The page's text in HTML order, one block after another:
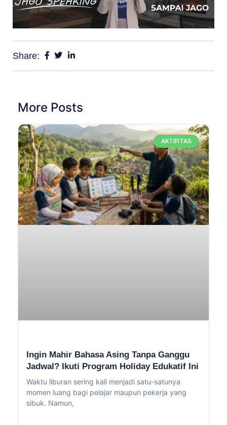
Share:
More Posts
AKTIFITAS
Ingin Mahir Bahasa Asing Tanpa Ganggu
Jadwal? Ikuti Program Holiday Edukatif Ini
Waktu liburan sering kali menjadi satu-satunya
momen luang bagi pelajar maupun pekerja yang
sibuk. Namun,